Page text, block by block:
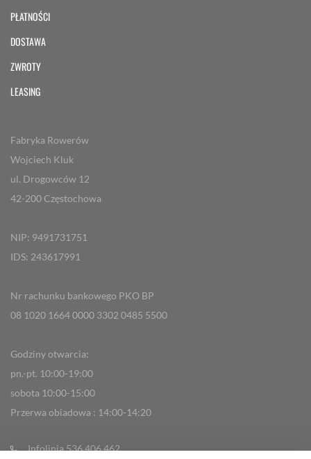
PŁATNOŚCI
DOSTAWA
ZWROTY
LEASING
Fabryka Rowerów
Wojciech Kluk
ul. Drogowców 12
42-200 Częstochowa
NIP: 9491731751
IDS: 243617991
Nr rachunku bankowego PKO BP
08 1020 1664 0000 3302 0485 5500
Godziny otwarcia:
pn.-pt. 10:00-19:00
sobota 10:00-15:00
Przerwa obiadowa : 14:00-14:20
Infolinia 536 406 462